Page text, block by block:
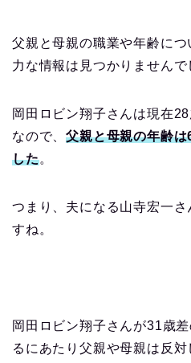
父親と母親の職業や年齢に
力な情報は見つかりませんで
岡田ロビン翔子さんは現在
なので、父親と母親の年齢
した。
つまり、夫になる山寺宏一
すね。
岡田ロビン翔子さんが31歳
るにあたり父親や母親は反